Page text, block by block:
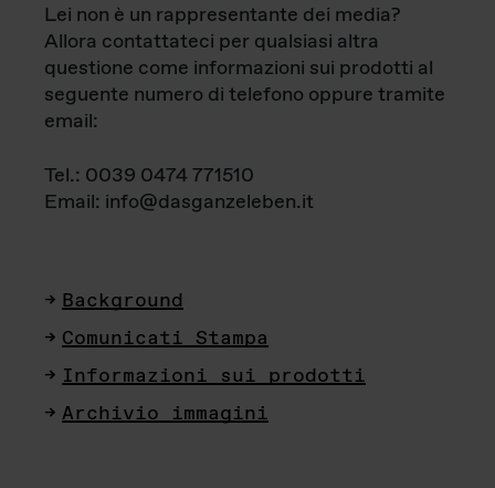
Lei non è un rappresentante dei media?
Allora contattateci per qualsiasi altra
questione come informazioni sui prodotti al
seguente numero di telefono oppure tramite
email:
Tel.: 0039 0474 771510
Email: info@dasganzeleben.it
Background
Comunicati Stampa
Informazioni sui prodotti
Archivio immagini